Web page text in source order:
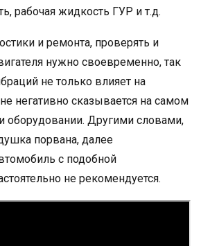
рабочая жидкость ГУР и т.д.
и ремонта, проверять и
нужно своевременно, так
не только влияет на
негативно сказывается на самом
оборудовании. Другими словами,
порвана, далее
с подобной
не рекомендуется.